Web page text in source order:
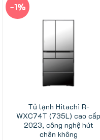
-1%
Tủ lạnh Hitachi R-
WXC74T (735L) cao cấp
2023, công nghệ hút
chân không